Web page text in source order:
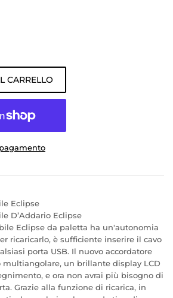
CARRELLO
Eclipse
D’Addario Eclipse
Eclipse da paletta ha un'autonomia
ricaricarlo, è sufficiente inserire il cavo
porta USB. Il nuovo accordatore
multiangolare, un brillante display LCD
e ora non avrai più bisogno di
Grazie alla funzione di ricarica, in